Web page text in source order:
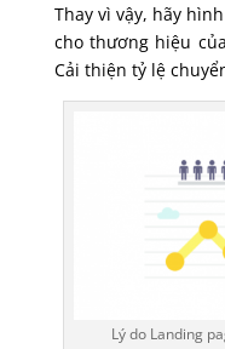
Thay vì vậy, hãy
cho thương hiệu
Cải thiện tỷ lệ
Lý do Landing